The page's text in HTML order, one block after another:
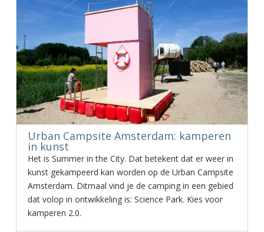
Urban Campsite Amsterdam: kamperen
in kunst
Het is Summer in the City. Dat betekent dat er weer in
kunst gekampeerd kan worden op de Urban Campsite
Amsterdam. Ditmaal vind je de camping in een gebied
dat volop in ontwikkeling is: Science Park. Kies voor
kamperen 2.0.